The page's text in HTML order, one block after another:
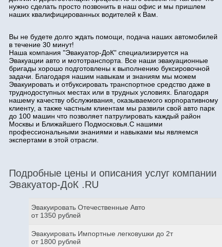
нужно сделать просто позвонить в наш офис и мы пришлем
наших квалифицированных водителей к Вам.
Вы не будете долго ждать помощи, подача наших автомобилей
в течение 30 минут!
Наша компания "Эвакуатор-ДоК" специализируется на
Эвакуации авто и мототранспорта. Все наши эвакуационные
бригады хорошо подготовлены к выполнению буксировочной
задачи. Благодаря нашим навыкам и знаниям мы можем
Эвакуировать и отбуксировать транспортное средство даже в
труднодоступных местах или в трудных условиях. Благодаря
нашему качеству обслуживания, оказываемого корпоративному
клиенту, а также частным клиентам мы развили свой авто парк
до 100 машин что позволяет патрулировать каждый район
Москвы и Ближайшего Подмосковья.С нашими
профессиональными знаниями и навыками мы являемся
экспертами в этой отрасли.
Подробные цены и описания услуг компании
Эвакуатор-ДоК .RU
Эвакуировать Отечественные Авто
от 1350 рублей
Эвакуировать Импортные легковушки до 2т
от 1800 рублей